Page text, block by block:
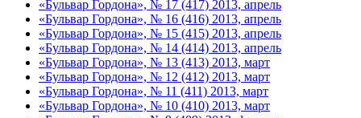
«Бульвар Гордона», № 17 (417) 2013, апрель
«Бульвар Гордона», № 16 (416) 2013, апрель
«Бульвар Гордона», № 15 (415) 2013, апрель
«Бульвар Гордона», № 14 (414) 2013, апрель
«Бульвар Гордона», № 13 (413) 2013, март
«Бульвар Гордона», № 12 (412) 2013, март
«Бульвар Гордона», № 11 (411) 2013, март
«Бульвар Гордона», № 10 (410) 2013, март